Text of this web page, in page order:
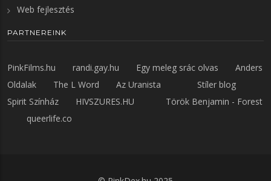
Web fejlesztés
PARTNEREINK
PinkFilms.hu randi.gay.hu Egy meleg srác olvas
Anders
Oldalak
The L Word Az Uranista
Stíler blog
Spirit Színház
HIVSZURES.HU
Török Benjamin - Forest
queerlife.co